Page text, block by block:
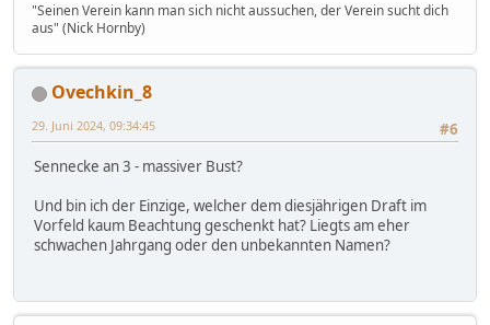
"Seinen Verein kann man sich nicht aussuchen, der Verein sucht dich
aus" (Nick Hornby)
Ovechkin_8
#6
29. Juni 2024, 09:34:45
Sennecke an 3 - massiver Bust?
Und bin ich der Einzige, welcher dem diesjährigen Draft im
Vorfeld kaum Beachtung geschenkt hat? Liegts am eher
schwachen Jahrgang oder den unbekannten Namen?